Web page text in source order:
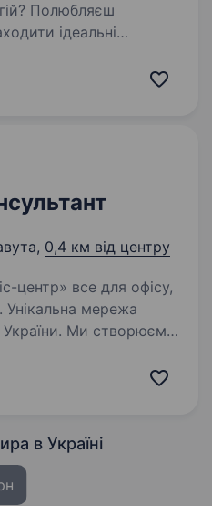
Полюбляєш
ідеальні
який стане нашим
0,4 км від центру
Унікальна мережа
України. Ми створюємо
частиною нашої
в Україні